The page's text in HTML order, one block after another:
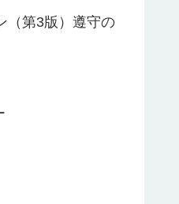
（第3版）遵守の